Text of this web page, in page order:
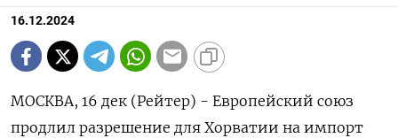
16.12.2024
МОСКВА, 16 дек (Рейтер) - Европейский союз
продлил разрешение для Хорватии на импорт